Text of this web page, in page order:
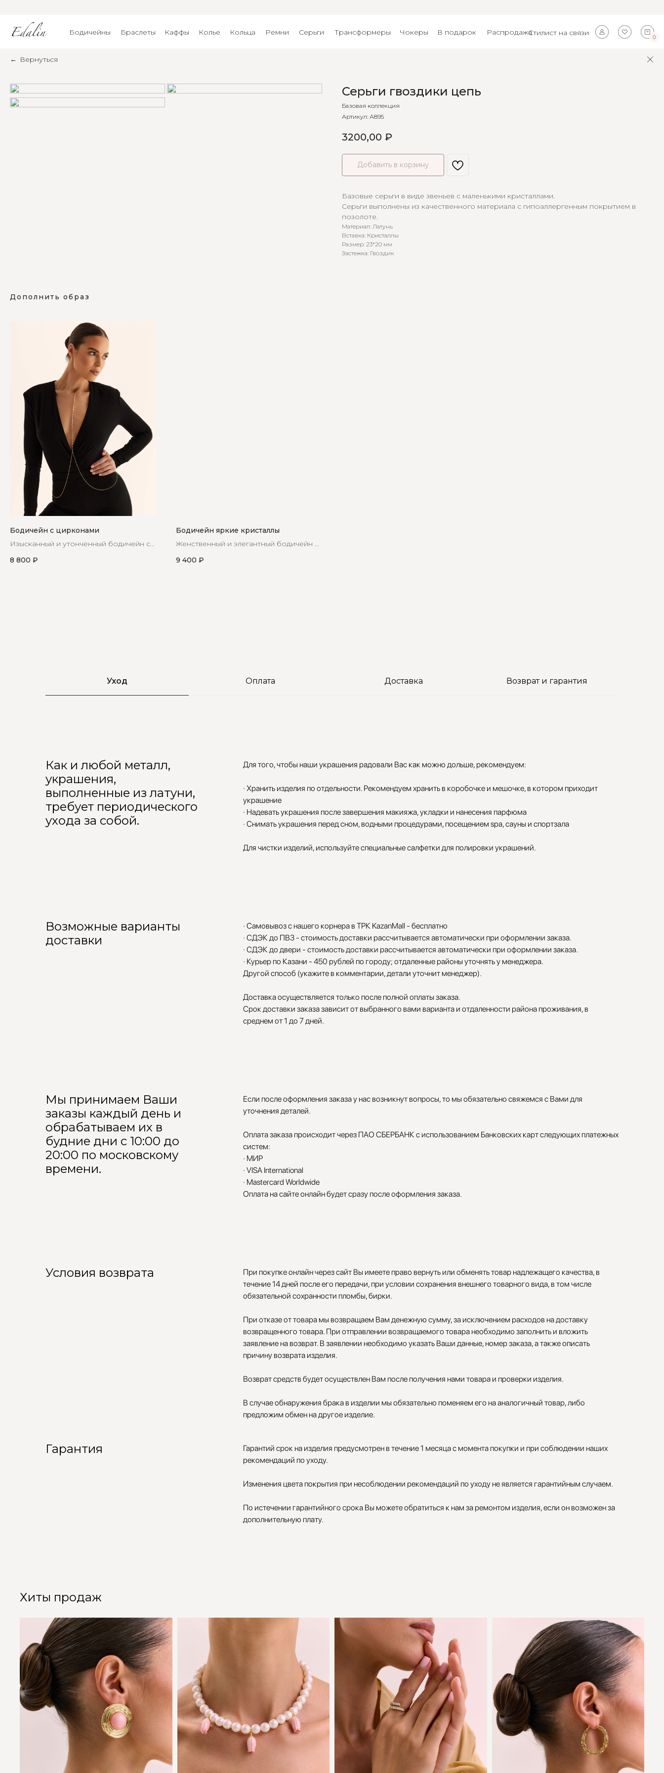
0
Стилист на связи
Бодичейны Колье Кольца
Браслеты Серьги В подарок
Ремни Чокеры
Каффы Распродажа
Трансформеры
Вернуться
←
Серьги гвоздики цепь
Базовая коллекция
Артикул: А895
3200,00 ₽
Добавить в корзину
Базовые серьги в виде звеньев с маленькими кристаллами.
Серьги выполнены из качественного материала с гипоаллергенным покрытием в
позолоте.
Материал: Латунь
Вставка: Кристаллы
Размер: 23*20 мм
Застежка: Гвоздик
Дополнить образ
Бодичейн с цирконами
Изысканный и утонченный бодичейн с
8 800 ₽
Бодичейн яркие кристаллы
Женственный и элегантный бодичейн с
частью вашего гардероба
9 400 ₽
Уход Оплата Доставка Возврат и гарантия
Как и любой металл,
украшения,
выполненные из латуни,
требует периодического
ухода за собой.
Для того, чтобы наши украшения радовали Вас как можно дольше, рекомендуем:
· Хранить изделия по отдельности. Рекомендуем хранить в коробочке и мешочке, в котором приходит
украшение
· Надевать украшения после завершения макияжа, укладки и нанесения парфюма
· Снимать украшения перед сном, водными процедурами, посещением spa, сауны и спортзала
Для чистки изделий, используйте специальные салфетки для полировки украшений.
Возможные варианты
доставки
· Самовывоз с нашего корнера в ТРК KazanMall - бесплатно
· СДЭК до ПВЗ - стоимость доставки рассчитывается автоматически при оформлении заказа.
· СДЭК до двери - стоимость доставки рассчитывается автоматически при оформлении заказа.
· Курьер по Казани - 450 рублей по городу; отдаленные районы уточнять у менеджера.
Другой способ (укажите в комментарии, детали уточнит менеджер).
Доставка осуществляется только после полной оплаты заказа.
Срок доставки заказа зависит от выбранного вами варианта и отдаленности района проживания, в
среднем от 1 до 7 дней.
Мы принимаем Ваши
заказы каждый день и
обрабатываем их в
будние дни с 10:00 до
20:00 по московскому
времени.
Если после оформления заказа у нас возникнут вопросы, то мы обязательно свяжемся с Вами для
уточнения деталей.
Оплата заказа происходит через ПАО СБЕРБАНК с использованием Банковских карт следующих платежных
систем:
· МИР
· VISA International
· Mastercard Worldwide
Оплата на сайте онлайн будет сразу после оформления заказа.
Условия возврата
При покупке онлайн через сайт Вы имеете право вернуть или обменять товар надлежащего качества, в
течение 14 дней после его передачи, при условии сохранения внешнего товарного вида, в том числе
обязательной сохранности пломбы, бирки.
При отказе от товара мы возвращаем Вам денежную сумму, за исключением расходов на доставку
возвращенного товара. При отправлении возвращаемого товара необходимо заполнить и вложить
заявление на возврат. В заявлении необходимо указать Ваши данные, номер заказа, а также описать
причину возврата изделия.
Возврат средств будет осуществлен Вам после получения нами товара и проверки изделия.
В случае обнаружения брака в изделии мы обязательно поменяем его на аналогичный товар, либо
предложим обмен на другое изделие.
Гарантия
Гарантий срок на изделия предусмотрен в течение 1 месяца с момента покупки и при соблюдении наших
рекомендаций по уходу.
Изменения цвета покрытия при несоблюдении рекомендаций по уходу не является гарантийным случаем.
По истечении гарантийного срока Вы можете обратиться к нам за ремонтом изделия, если он возможен за
дополнительную плату.
Хиты продаж